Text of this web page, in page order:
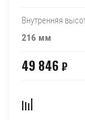
Внутренняя
216 мм
49 846 ₽